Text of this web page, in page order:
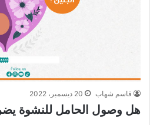
قاسم شهاب 20 ديسمبر، 2022
هل وصول الحامل للنشوة